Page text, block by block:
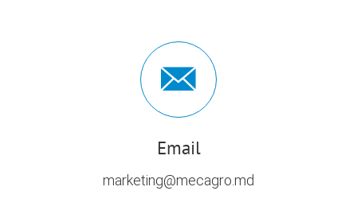
Email
marketing@mecagro.md